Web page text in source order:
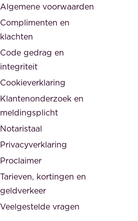
d
e
n
i
n
t
g
.
,
d
e
o
v
e
r
h
e
i
e
n
d
Algemene voorwaarden
Complimenten en
klachten
Code gedrag en
integriteit
Cookieverklaring
Klantenonderzoek en
meldingsplicht
Notaristaal
Privacyverklaring
Proclaimer
Tarieven, kortingen en
geldverkeer
Veelgestelde vragen